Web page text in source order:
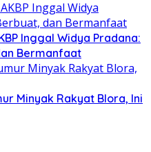
Inggal Widya Pradana:
Bermanfaat
Minyak Rakyat Blora, Ini